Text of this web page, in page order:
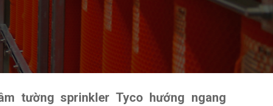
tường sprinkler Tyco hướng ngang